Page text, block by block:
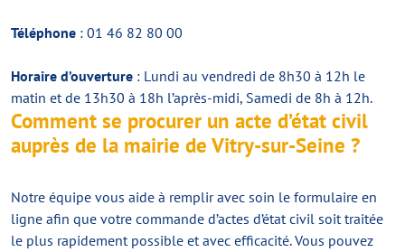
Téléphone : 01 46 82 80 00
Horaire d’ouverture : Lundi au vendredi de 8h30 à 12h le
matin et de 13h30 à 18h l’après-midi, Samedi de 8h à 12h.
Comment se procurer un acte d’état civil
auprès de la mairie de Vitry-sur-Seine ?
Notre équipe vous aide à remplir avec soin le formulaire en
ligne afin que votre commande d’actes d’état civil soit traitée
le plus rapidement possible et avec efficacité. Vous pouvez